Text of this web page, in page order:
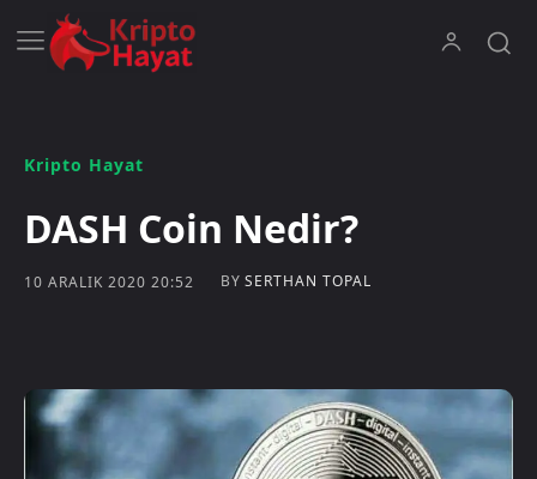
Kripto Hayat
DASH Coin Nedir?
10 ARALIK 2020 20:52 BY SERTHAN TOPAL